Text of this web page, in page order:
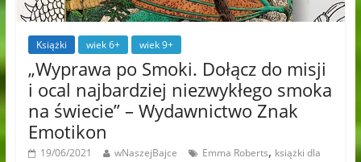
Książki wiek 6+ wiek 9+
„Wyprawa po Smoki. Dołącz do misji
i ocal najbardziej niezwykłego smoka
na świecie” – Wydawnictwo Znak
Emotikon
19/06/2021 wNaszejBajce Emma Roberts, książki dla